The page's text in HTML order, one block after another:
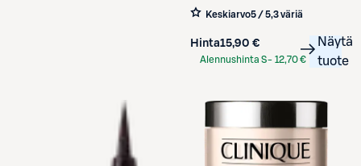
Keskiarvo5 / 5,3 väriä
Hinta15,90 €
Alennushinta S- 12,70 €
Näytä
tuote